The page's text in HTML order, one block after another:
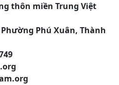
thôn miền Trung Việt
Phú Xuân, Thành